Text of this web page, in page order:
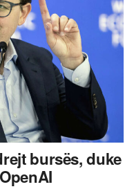
bursës, duke